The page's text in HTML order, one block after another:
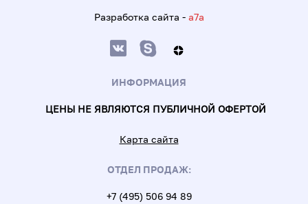
Разработка сайта - a7a
ИНФОРМАЦИЯ
ЦЕНЫ НЕ ЯВЛЯЮТСЯ ПУБЛИЧНОЙ ОФЕРТОЙ
Карта сайта
ОТДЕЛ ПРОДАЖ:
+7 (495) 506 94 89